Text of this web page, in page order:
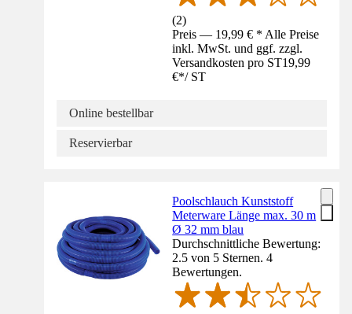
(2)
Preis — 19,99 € * Alle Preise
inkl. MwSt. und ggf. zzgl.
Versandkosten pro ST19,99
€*/ ST
Online bestellbar
Reservierbar
Poolschlauch Kunststoff
Meterware Länge max. 30 m
Ø 32 mm blau
Durchschnittliche Bewertung:
2.5 von 5 Sternen. 4
Bewertungen.